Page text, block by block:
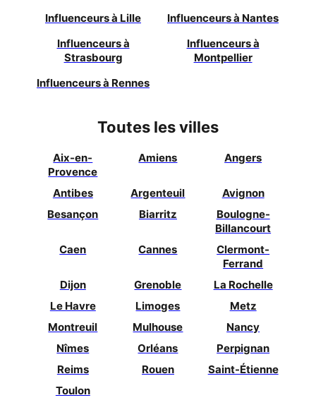
Influenceurs à Lille Influenceurs à Nantes
Influenceurs à
Strasbourg
Influenceurs à
Montpellier
Influenceurs à Rennes
Toutes les villes
Aix-en-
Provence
Amiens Angers
Antibes Argenteuil
Avignon
Besançon
Biarritz
Boulogne-
Billancourt
Caen
Cannes
Clermont-
Ferrand
Dijon
Grenoble
La Rochelle
Le Havre
Limoges
Metz
Montreuil
Mulhouse
Nancy
Nîmes
Orléans
Perpignan
Reims
Rouen
Saint-Étienne
Toulon